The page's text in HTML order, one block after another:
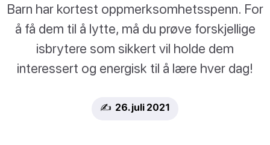
Barn har kortest oppmerksomhetsspenn. For
å få dem til å lytte, må du prøve forskjellige
isbrytere som sikkert vil holde dem
interessert og energisk til å lære hver dag!
✍️ 26. juli 2021